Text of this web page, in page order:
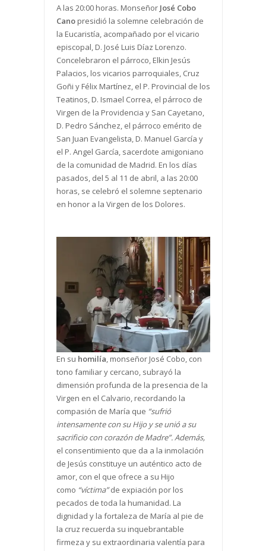
A las 20:00 horas. Monseñor José Cobo
Canopresidió la solemne celebración de
la Eucaristía, acompañado por el vicario
episcopal, D. José Luis Díaz Lorenzo.
Concelebraron el párroco, Elkin Jesús
Palacios, los vicarios parroquiales, Cruz
Goñi y Félix Martínez, el P. Provincial de los
Teatinos, D. Ismael Correa, el párroco de
Virgen de la Providencia y San Cayetano,
D. Pedro Sánchez, el párroco emérito de
San Juan Evangelista, D. Manuel García y
el P. Angel García, sacerdote amigoniano
de la comunidad de Madrid. En los días
pasados, del 5 al 11 de abril, a las 20:00
horas, se celebró el solemne septenario
en honor a la Virgen de los Dolores.
En su homilía, monseñor José Cobo, con
tono familiar y cercano, subrayó la
dimensión profunda de la presencia de la
Virgen en el Calvario, recordando la
compasión de María que “sufrió
intensamente con su Hijo y se unió a su
sacrificio con corazón de Madre”. Además,
el consentimiento que da a la inmolación
de Jesús constituye un auténtico acto de
amor, con el que ofrece a su Hijo
como “víctima”de expiación por los
pecados de toda la humanidad. La
dignidad y la fortaleza de María al pie de
la cruz recuerda su inquebrantable
firmeza y su extraordinaria valentía para